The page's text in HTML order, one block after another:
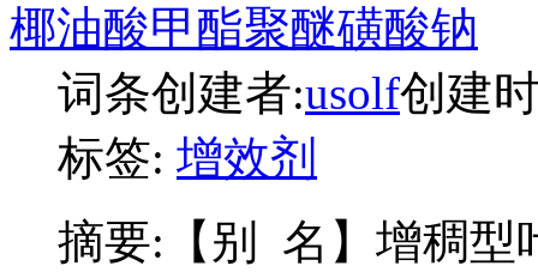
椰油酸甲酯聚醚磺酸钠
词条创建者:usolf创建
标签: 增效剂
摘要: 【别 名】增稠